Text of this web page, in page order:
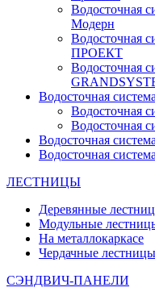
Водосточная
Модерн
Водосточная
ПРОЕКТ
Водосточная
Водосточная
Водосточная
Водосточная
Водосточная
Водосточная
ЛЕСТНИЦЫ
Деревянные
Модульные
На металлокаркасе
Чердачные лестницы
СЭНДВИЧ-ПАНЕЛИ